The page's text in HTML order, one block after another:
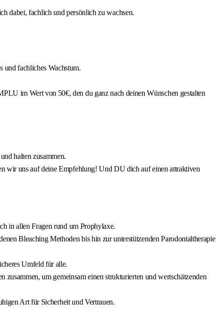
dabei, fachlich und persönlich zu wachsen.
und fachliches Wachstum.
im Wert von 50€, den du ganz nach deinen Wünschen gestalten
halten zusammen.
wir uns auf deine Empfehlung! Und DU dich auf einen attraktiven
in allen Fragen rund um Prophylaxe.
Bleaching Methoden bis hin zur unterstützenden Parodontaltherapie
Umfeld für alle.
um gemeinsam einen strukturierten und wertschätzenden
Art für Sicherheit und Vertrauen.